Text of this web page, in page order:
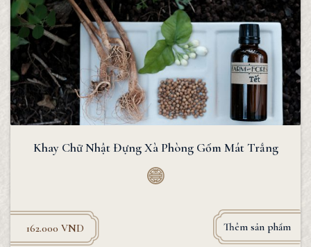
Khay Chữ Nhật Đựng Xà Phòng Gốm Mát Trắng
162.000 VND Thêm sản phẩm